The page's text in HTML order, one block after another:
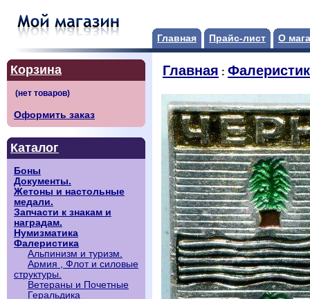
Главная Прайс-лист О
Корзина
Оформить заказ
Каталог
Боны
Документы.
Жетоны и настольные
медали.
Запчасти к знакам и
наградам.
Нумизматика
Фалеристика
Альпинизм и туризм.
Армия , Флот и силовые
структуры.
Ветераны и Почетные
Геральдика
Главная :